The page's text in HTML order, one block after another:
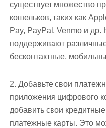
существует множество
кошельков, таких как
Pay, PayPal, Venmo и др.
поддерживают
бесконтактные,
2. Добавьте свои
приложения цифрового
добавить свои
платежные карты. Это